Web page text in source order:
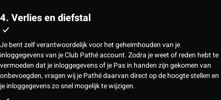
4. Verlies en diefstal
Je bent zelf verantwoordelijk voor het geheimhouden van je
inloggegevens van je Club Pathé account. Zodra je weet of reden hebt te
vermoeden dat je inloggegevens of je Pas in handen zijn gekomen van
onbevoegden, vragen wij je Pathé daarvan direct op de hoogte stellen en
je inloggegevens zo snel mogelijk te wijzigen.